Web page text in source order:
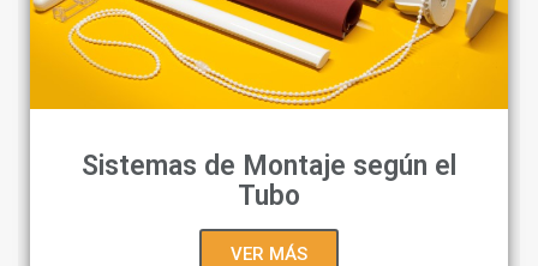
Sistemas de Montaje según el
Tubo
VER MÁS